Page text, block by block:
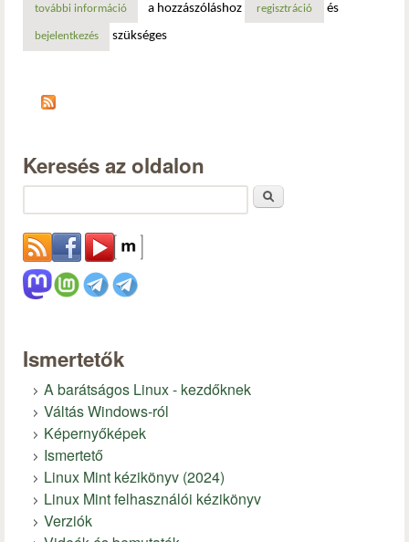
további információvillámgyors lett az új usb4 2.0 csatlakozás tartalommal
a hozzászóláshoz regisztráció és
bejelentkezés szükséges
Keresés az oldalon
Ismertetők
A barátságos Linux - kezdőknek
Váltás Windows-ról
Képernyőképek
Ismertető
Linux Mint kézikönyv (2024)
Linux Mint felhasználói kézikönyv
Verziók